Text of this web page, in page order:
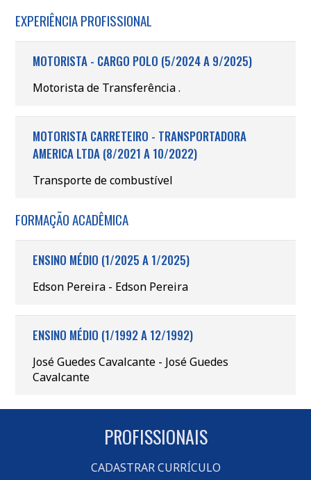
EXPERIÊNCIA PROFISSIONAL
MOTORISTA - CARGO POLO (5/2024 A 9/2025)
Motorista de Transferência .
MOTORISTA CARRETEIRO - TRANSPORTADORA
AMERICA LTDA (8/2021 A 10/2022)
Transporte de combustível
FORMAÇÃO ACADÊMICA
ENSINO MÉDIO (1/2025 A 1/2025)
Edson Pereira - Edson Pereira
ENSINO MÉDIO (1/1992 A 12/1992)
José Guedes Cavalcante - José Guedes
Cavalcante
PROFISSIONAIS
CADASTRAR CURRÍCULO